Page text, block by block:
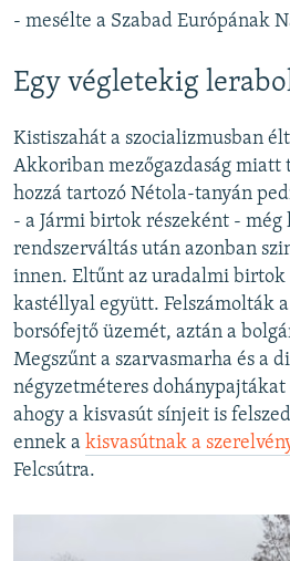
- mesélte a Szabad Európának
Egy végletekig
Kistiszahát a szocializmusban
Akkoriban mezőgazdaság miatt
hozzá tartozó Nétola-tanyán
- a Jármi birtok részeként - még
rendszerváltás után azonban
innen. Eltűnt az uradalmi birtok
kastéllyal együtt. Felszámolták
borsófejtő üzemét, aztán a
Megszűnt a szarvasmarha és a
négyzetméteres
ahogy a kisvasút sínjeit is
ennek a kisvasútnak a
Felcsútra.